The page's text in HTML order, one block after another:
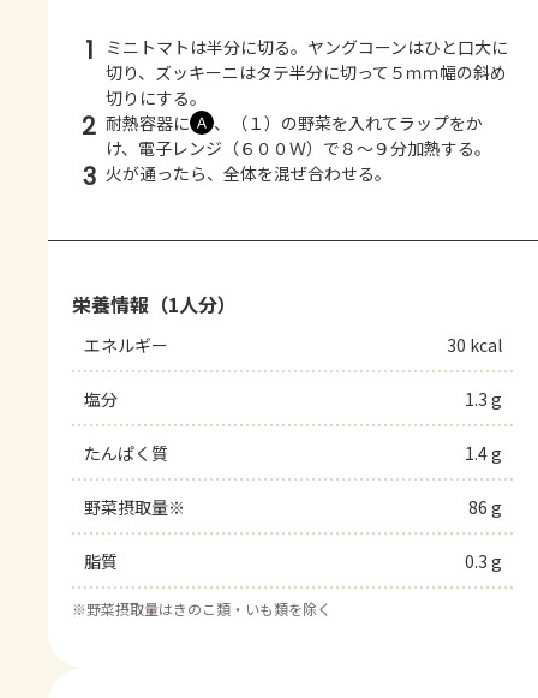
1
ミニトマトは半分に切る。ヤングコーンはひと口大に
切り、ズッキーニはタテ半分に切って５ｍｍ幅の斜め
切りにする。
2 耐熱容器に Ａ 、（１）の野菜を入れてラップをか
け、電子レンジ（６００Ｗ）で８～９分加熱する。
3 火が通ったら、全体を混ぜ合わせる。
栄養情報（1人分）
エネルギー 30 kcal
塩分 1.3 g
たんぱく質 1.4 g
野菜摂取量※ 86 g
脂質 0.3 g
※野菜摂取量はきのこ類・いも類を除く